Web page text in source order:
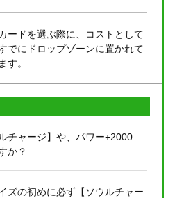
ードを選ぶ際に、コストとして
でにドロップゾーンに置かれて
す。
チャージ】や、パワー+2000
か？
ズの初めに必ず【ソウルチャー